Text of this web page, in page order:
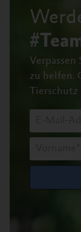
zu helfen.